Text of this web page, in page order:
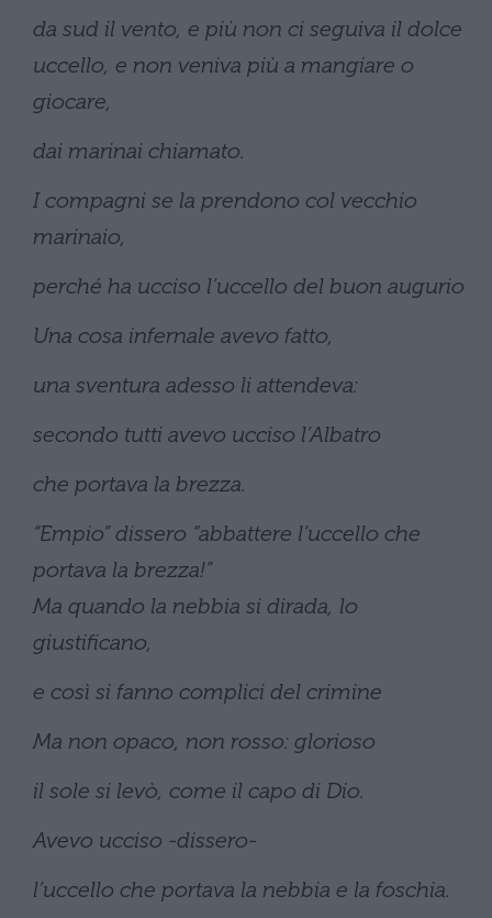
da sud il vento, e più non ci seguiva il dolce
uccello, e non veniva più a mangiare o
giocare,
dai marinai chiamato.
I compagni se la prendono col vecchio
marinaio,
perché ha ucciso l’uccello del buon augurio
Una cosa infernale avevo fatto,
una sventura adesso li attendeva:
secondo tutti avevo ucciso l’Albatro
che portava la brezza.
“Empio” dissero “abbattere l’uccello che
portava la brezza!”
Ma quando la nebbia si dirada, lo
giustificano,
e così si fanno complici del crimine
Ma non opaco, non rosso: glorioso
il sole si levò, come il capo di Dio.
Avevo ucciso -dissero-
l’uccello che portava la nebbia e la foschia.